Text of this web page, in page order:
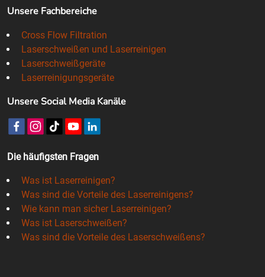
Unsere Fachbereiche
Cross Flow Filtration
Laserschweißen und Laserreinigen
Laserschweißgeräte
Laserreinigungsgeräte
Unsere Social Media Kanäle
Die häufigsten Fragen
Was ist Laserreinigen?
Was sind die Vorteile des Laserreinigens?
Wie kann man sicher Laserreinigen?
Was ist Laserschweißen?
Was sind die Vorteile des Laserschweißens?